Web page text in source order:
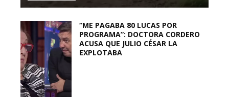
“ME PAGABA 80 LUCAS POR
PROGRAMA”: DOCTORA CORDERO
ACUSA QUE JULIO CÉSAR LA
EXPLOTABA